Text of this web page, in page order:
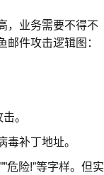
，业务需要不得不
件攻击逻辑图：
。
补丁地址。
险!”等字样。但实